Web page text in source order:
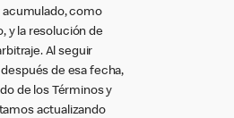
acumulado, como
y la resolución de
Al seguir
de esa fecha,
de los Términos y
actualizando